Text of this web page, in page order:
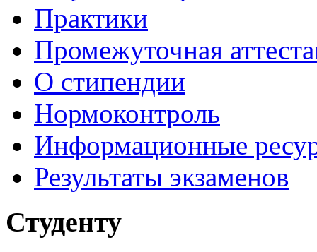
Практики
Промежуточная
О стипендии
Нормоконтроль
Информационные
Результаты экзаменов
Студенту